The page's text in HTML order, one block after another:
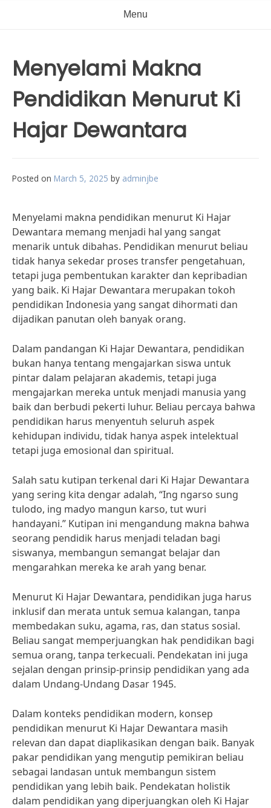
Menu
Menyelami Makna
Pendidikan Menurut Ki
Hajar Dewantara
Posted on March 5, 2025 by adminjbe
Menyelami makna pendidikan menurut Ki Hajar
Dewantara memang menjadi hal yang sangat
menarik untuk dibahas. Pendidikan menurut beliau
tidak hanya sekedar proses transfer pengetahuan,
tetapi juga pembentukan karakter dan kepribadian
yang baik. Ki Hajar Dewantara merupakan tokoh
pendidikan Indonesia yang sangat dihormati dan
dijadikan panutan oleh banyak orang.
Dalam pandangan Ki Hajar Dewantara, pendidikan
bukan hanya tentang mengajarkan siswa untuk
pintar dalam pelajaran akademis, tetapi juga
mengajarkan mereka untuk menjadi manusia yang
baik dan berbudi pekerti luhur. Beliau percaya bahwa
pendidikan harus menyentuh seluruh aspek
kehidupan individu, tidak hanya aspek intelektual
tetapi juga emosional dan spiritual.
Salah satu kutipan terkenal dari Ki Hajar Dewantara
yang sering kita dengar adalah, “Ing ngarso sung
tulodo, ing madyo mangun karso, tut wuri
handayani.” Kutipan ini mengandung makna bahwa
seorang pendidik harus menjadi teladan bagi
siswanya, membangun semangat belajar dan
mengarahkan mereka ke arah yang benar.
Menurut Ki Hajar Dewantara, pendidikan juga harus
inklusif dan merata untuk semua kalangan, tanpa
membedakan suku, agama, ras, dan status sosial.
Beliau sangat memperjuangkan hak pendidikan bagi
semua orang, tanpa terkecuali. Pendekatan ini juga
sejalan dengan prinsip-prinsip pendidikan yang ada
dalam Undang-Undang Dasar 1945.
Dalam konteks pendidikan modern, konsep
pendidikan menurut Ki Hajar Dewantara masih
relevan dan dapat diaplikasikan dengan baik. Banyak
pakar pendidikan yang mengutip pemikiran beliau
sebagai landasan untuk membangun sistem
pendidikan yang lebih baik. Pendekatan holistik
dalam pendidikan yang diperjuangkan oleh Ki Hajar